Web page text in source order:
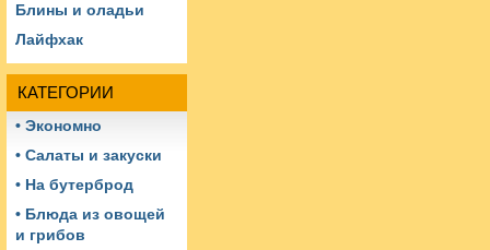
Блины и оладьи
Лайфхак
КАТЕГОРИИ
• Экономно
• Салаты и закуски
• На бутерброд
• Блюда из овощей
и грибов